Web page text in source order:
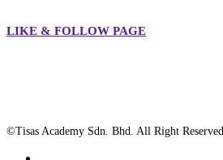
LIKE & FOLLOW PAGE
©Tisas Academy Sdn. Bhd. All Right Reserved